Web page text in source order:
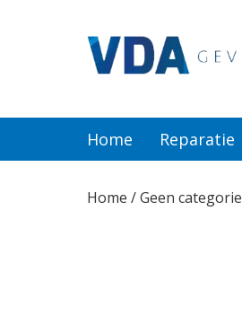
Home Reparatie
Home /Geen categorie